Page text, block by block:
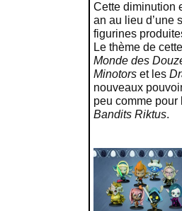
Cette diminution
an au lieu d’une
figurines
Le thème de
Monde des
Minotors et les
nouveaux
peu comme pour
Bandits Riktus.